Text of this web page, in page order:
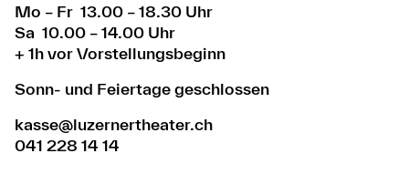
Mo – Fr 13.00 – 18.30 Uhr
Sa 10.00 – 14.00 Uhr
+ 1h vor Vorstellungsbeginn
Sonn- und Feiertage geschlossen
kasse@luzernertheater.ch
041 228 14 14